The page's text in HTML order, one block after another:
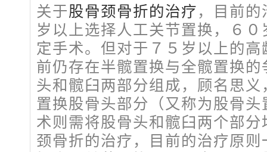
关于股骨颈骨折的治疗，目前
岁以上选择人工关节置换，６
定手术。但对于７５岁以上的
前仍存在半髋置换与全髋置换
头和髋臼两部分组成，顾名思
置换股骨头部分（又称为股骨
术则需将股骨头和髋臼两个部
颈骨折的治疗，目前的治疗原